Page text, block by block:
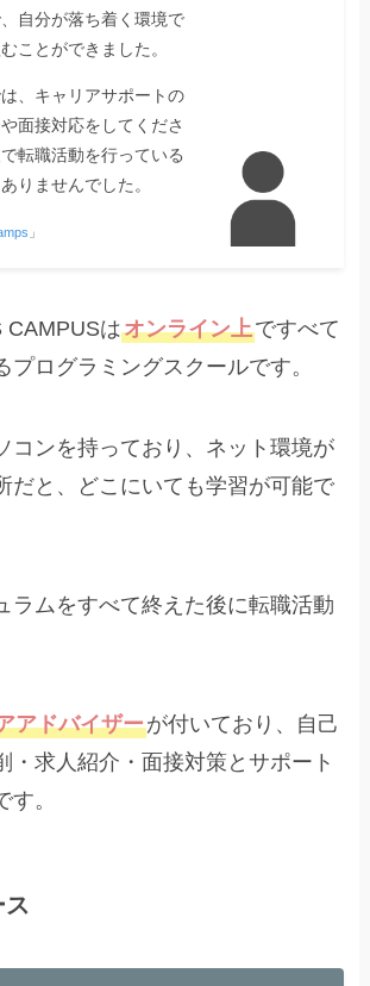
自分が落ち着く環境で
ことができました。
、キャリアサポートの
面接対応をしてくださ
転職活動を行っている
りませんでした。
」
CAMPUSはオンライン上ですべて
プログラミングスクールです。
コンを持っており、ネット環境が
だと、どこにいても学習が可能で
ラムをすべて終えた後に転職活動
アドバイザーが付いており、自己
・求人紹介・面接対策とサポート
。